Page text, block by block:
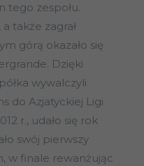
tego zespołu.
także zagrał
górą okazało się
Dzięki
wywalczyli
do Azjatyckiej Ligi
r., udało się rok
swój pierwszy
w finale rewanżując